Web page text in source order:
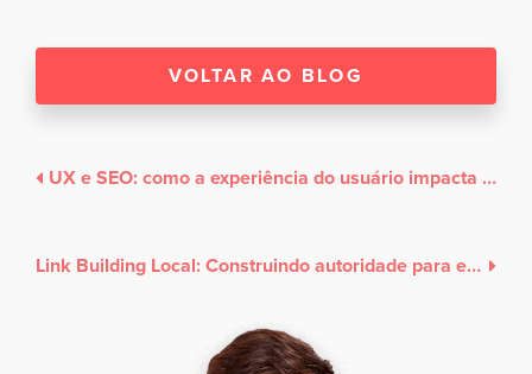
VOLTAR AO BLOG
UX e SEO: como a experiência do usuário impacta seu ranqueamento e suas conversões
Link Building Local: Construindo autoridade para empresas locais